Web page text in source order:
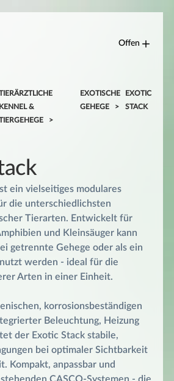
Offen
KENNEL &
EXOTISCHE
GEHEGE
EXOTIC
STACK
ein vielseitiges modulares
die unterschiedlichsten
Tierarten. Entwickelt für
und Kleinsäuger kann
getrennte Gehege oder als ein
werden - ideal für die
Arten in einer Einheit.
korrosionsbeständigen
Beleuchtung, Heizung
der Exotic Stack stabile,
bei optimaler Sichtbarkeit
Kompakt, anpassbar und
CASCO-Systemen - die